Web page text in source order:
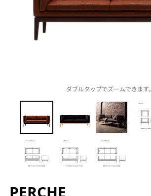
ダブルタップでズームできます。
PERCHE